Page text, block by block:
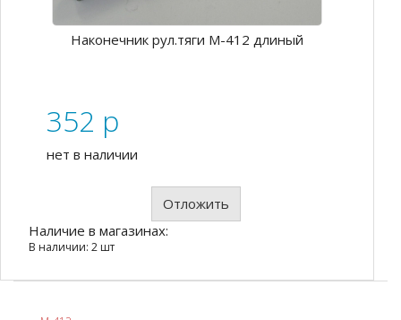
Наконечник рул.тяги М-412 длиный
352 p
нет в наличии
Отложить
Наличие в магазинах:
В наличии: 2 шт